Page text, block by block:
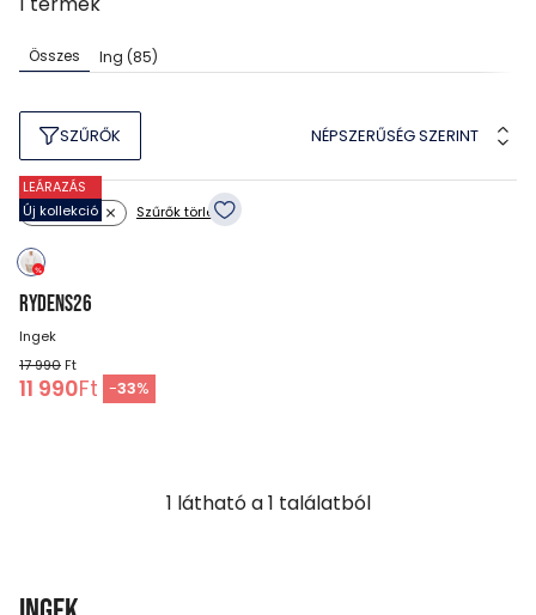
Összes Ing (85)
SZŰRŐK NÉPSZERŰSÉG SZERINT
Szín: bézs Szűrők törlése
LEÁRAZÁS
Új kollekció
RYDENS26
Ingek
17 990 Ft
11 990Ft -33%
1 látható a1 találatból